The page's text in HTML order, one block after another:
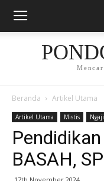
Beranda Artikel Utama
Artikel Utama Mistis Ngaji
BASAH,